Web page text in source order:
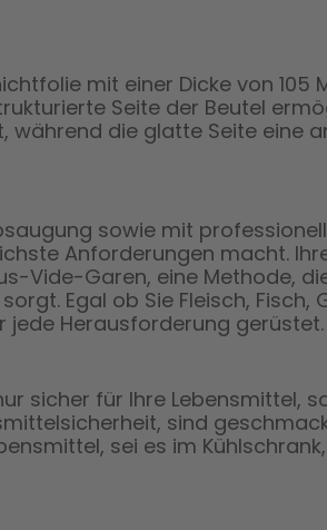
mit einer Dicke von 105
Seite der Beutel
die glatte Seite eine
sowie mit
Anforderungen macht.
Vide-Garen, eine Methode,
Egal ob Sie Fleisch, Fisch,
jede Herausforderung gerüstet.
sicher für Ihre Lebensmittel,
sind
sei es im